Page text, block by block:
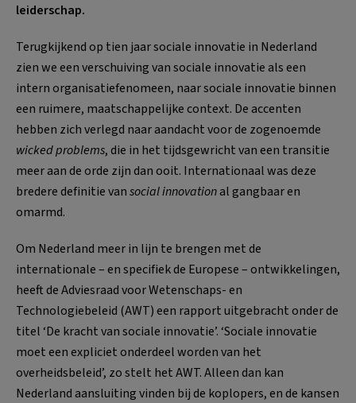
leiderschap.
Terugkijkend op tien jaar sociale innovatie in Nederland
zien we een verschuiving van sociale innovatie als een
intern organisatiefenomeen, naar sociale innovatie binnen
een ruimere, maatschappelijke context. De accenten
hebben zich verlegd naar aandacht voor de zogenoemde
wicked problems, die in het tijdsgewricht van een transitie
meer aan de orde zijn dan ooit. Internationaal was deze
bredere definitie vansocial innovational gangbaar en
omarmd.
Om Nederland meer in lijn te brengen met de
internationale – en specifiek de Europese – ontwikkelingen,
heeft de Adviesraad voor Wetenschaps- en
Technologiebeleid (AWT) een rapport uitgebracht onder de
titel ‘De kracht van sociale innovatie’. ‘Sociale innovatie
moet een expliciet onderdeel worden van het
overheidsbeleid’, zo stelt het AWT. Alleen dan kan
Nederland aansluiting vinden bij de koplopers, en de kansen